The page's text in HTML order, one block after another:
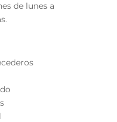
de lunes a